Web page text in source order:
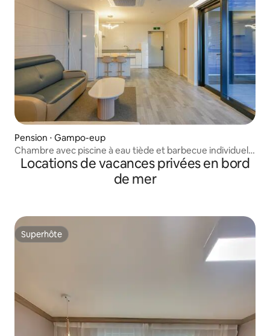
Pension ⋅ Gampo-eup
Chambre avec piscine à eau tiède et barbecue individuel,
b-102 (piscine à eau tiède (payant)/barbecue individuel)
Locations de vacances privées en bord
de mer
Superhôte
Superhôte